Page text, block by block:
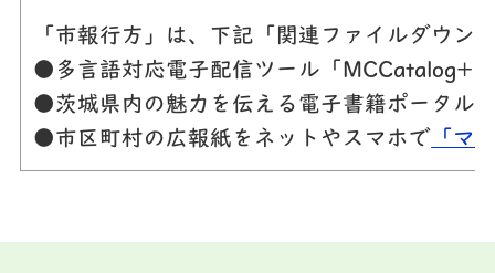
「市報行方」は、下記「関連ファイルダウ
●多言語対応電子配信ツール「MCCatalog+
●茨城県内の魅力を伝える電子書籍ポータル
●市区町村の広報紙をネットやスマホで
「マ